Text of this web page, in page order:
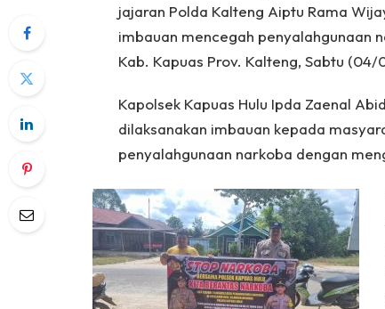
jajaran Polda Kalteng Aiptu Rama
imbauan mencegah penyalahgunaan
Kab. Kapuas Prov. Kalteng, Sabtu
Kapolsek Kapuas Hulu Ipda Zaenal
dilaksanakan imbauan kepada
penyalahgunaan narkoba dengan